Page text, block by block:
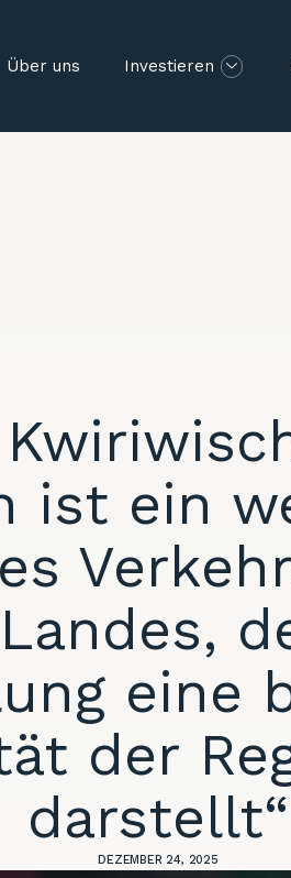
Über uns Investieren
ist ein
eine
der
darstellt“
DEZEMBER 24, 2025